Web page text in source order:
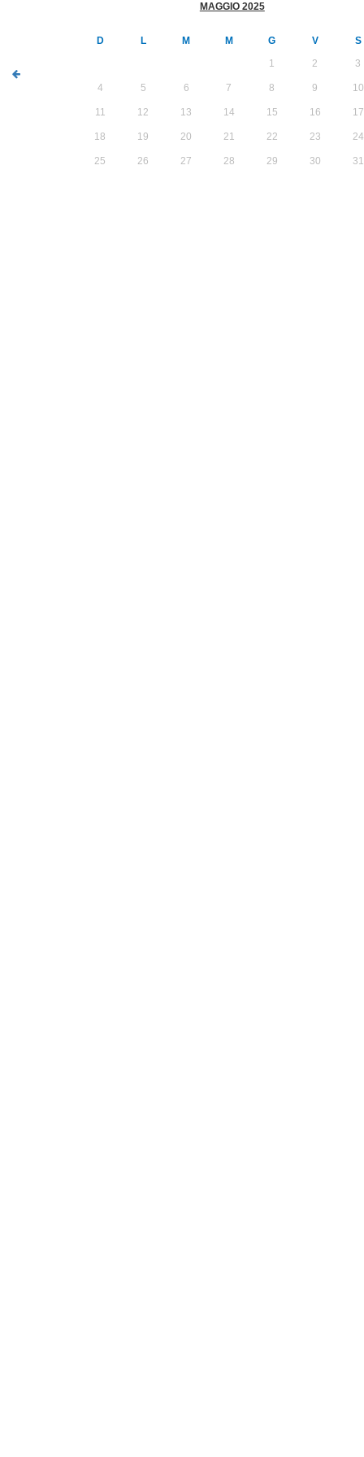
MAGGIO 2025
D L M M G V
S
1
2 3
4 5 6 7 8 9 10
11 12 13 14 15 16 17
18 19 20 21 22 23 24
25 26 27 28 29 30 31